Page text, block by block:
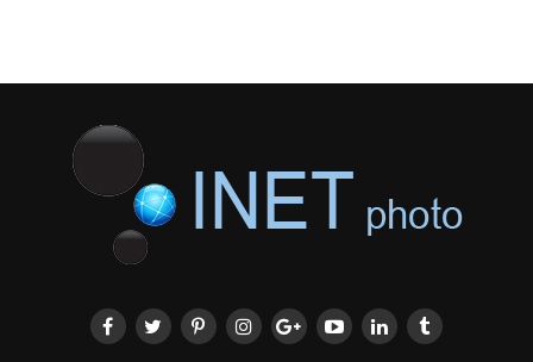
28/07/2026, 12:04
ХӨВСГӨЛ Нутгийн зөвлөлөөс МУАЖ Д.Цэрэндарьзавт
2 өрөө байр олгоно
20/07/2026, 19:22
20/07/2026, 19:21